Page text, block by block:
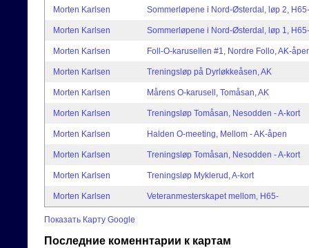
Morten Karlsen Sommerløpene i Nord-Østerdal, løp 2, H65-
Morten Karlsen Sommerløpene i Nord-Østerdal, løp 1, H65-
Morten Karlsen Foll-O-karusellen #1, Nordre Follo, AK-
Morten Karlsen Treningsløp på Dyrløkkeåsen, AK
Morten Karlsen Mårens O-karusell, Tomåsan, AK
Morten Karlsen Treningsløp Tomåsan, Nesodden - A-kort
Morten Karlsen Halden O-meeting, Mellom - AK-åpen
Morten Karlsen Treningsløp Tomåsan, Nesodden - A-kort
Morten Karlsen Treningsløp Myklerud, A-kort
Morten Karlsen Veteranmesterskapet mellom, H65-
Показать Карту Google
Последние коменнтарии к картам